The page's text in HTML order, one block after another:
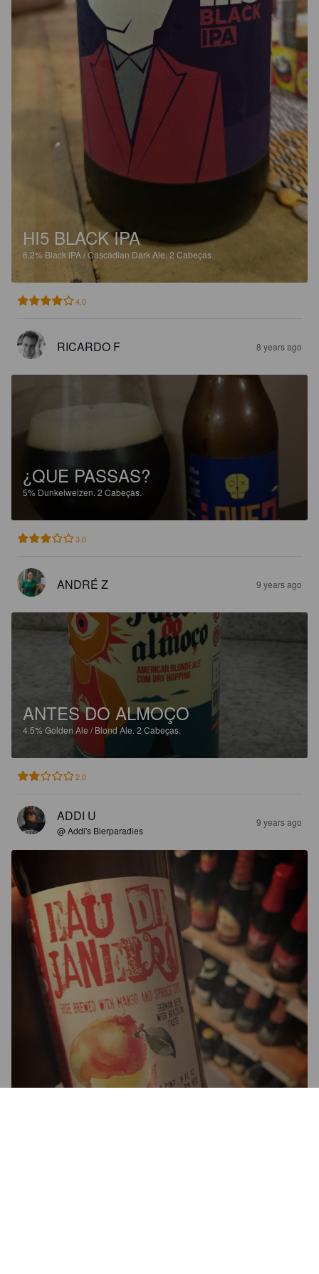
HI5 BLACK IPA
6.2% Black IPA / Cascadian Dark Ale. 2 Cabeças.
4.0
RICARDO F 8 years ago
¿QUE PASSAS?
5% Dunkelweizen. 2 Cabeças.
3.0
ANDRÉ Z 9 years ago
ANTES DO ALMOÇO
4.5% Golden Ale / Blond Ale. 2 Cabeças.
2.0
ADDI U
@ Addi's Bierparadies
9 years ago